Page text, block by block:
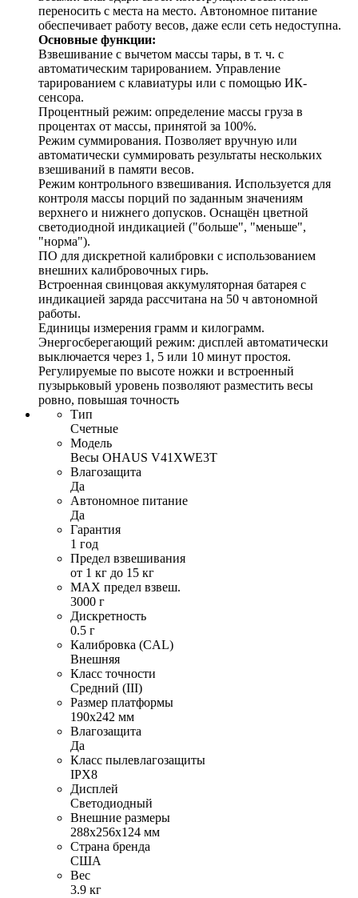
переносить с места на место. Автономное питание
обеспечивает работу весов, даже если сеть недоступна.
Основные функции:
Взвешивание с вычетом массы тары, в т. ч. с
автоматическим тарированием. Управление
тарированием с клавиатуры или с помощью ИК-
сенсора.
Процентный режим: определение массы груза в
процентах от массы, принятой за 100%.
Режим суммирования. Позволяет вручную или
автоматически суммировать результаты нескольких
взешиваний в памяти весов.
Режим контрольного взвешивания. Используется для
контроля массы порций по заданным значениям
верхнего и нижнего допусков. Оснащён цветной
светодиодной индикацией ("больше", "меньше",
"норма").
ПО для дискретной калибровки с использованием
внешних калибровочных гирь.
Встроенная свинцовая аккумуляторная батарея с
индикацией заряда рассчитана на 50 ч автономной
работы.
Единицы измерения грамм и килограмм.
Энергосберегающий режим: дисплей автоматически
выключается через 1, 5 или 10 минут простоя.
Регулируемые по высоте ножки и встроенный
пузырьковый уровень позволяют разместить весы
ровно, повышая точность
Тип
Счетные
Модель
Весы OHAUS V41XWE3T
Влагозащита
Да
Автономное питание
Да
Гарантия
1 год
Предел взвешивания
от 1 кг до 15 кг
MAX предел взвеш.
3000 г
Дискретность
0.5 г
Калибровка (CAL)
Внешняя
Класс точности
Средний (III)
Размер платформы
190х242 мм
Влагозащита
Да
Класс пылевлагозащиты
IPX8
Дисплей
Светодиодный
Внешние размеры
288х256х124 мм
Страна бренда
США
Вес
3.9 кг